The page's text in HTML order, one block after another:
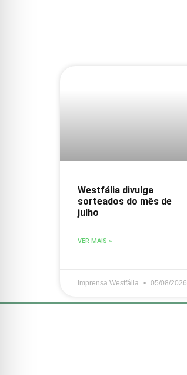
Westfália divulga
sorteados do mês de
julho
VER MAIS »
Imprensa Westfália 05/08/2026